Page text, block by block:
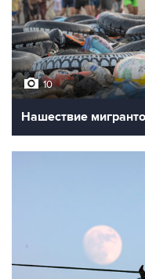
10
Нашествие